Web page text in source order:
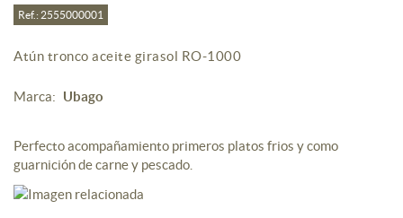
Ref.: 2555000001
Atún tronco aceite girasol RO-1000
Marca: Ubago
Perfecto acompañamiento primeros platos frios y como
guarnición de carne y pescado.